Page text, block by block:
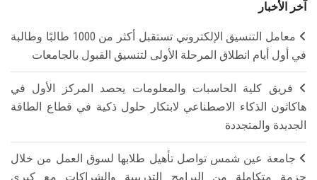
آخر الأخبار
معامل التنسيق الإلكتروني تستقبل أكثر من 1000 طالبًا وطالبة
في أول أيام انطلاق المرحلة الأولى لتنسيق القبول بالجامعات
فريق كلية الحاسبات والمعلومات يحصد المركز الأول في
هاكاثون الذكاء الاصطناعي لابتكار حلول ذكية في قطاع الطاقة
الجديدة والمتجددة
جامعة عين شمس تواصل تأهيل طلابها لسوق العمل من خلال
حزمة متكاملة من البرامج التدريبية والشراكات مع كبرى